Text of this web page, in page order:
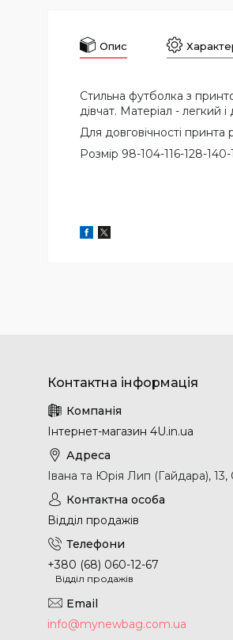
Опис
Стильна футболка з
дівчат. Матеріал - легкий
Для довговічності
Розмір 98-104-116-128-140-
Інтернет-магазин 4U.in.ua
Івана та Юрія Лип (Гайдара), 13,
Відділ продажів
+380 (68) 060-12-67
Відділ продажів
info@mynewbag.com.ua